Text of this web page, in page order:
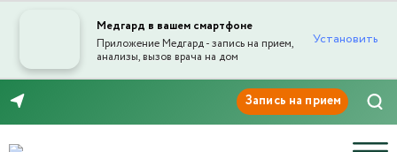
Медгард в вашем смартфоне
Приложение Медгард - запись на прием,
анализы, вызов врача на дом
Установить
Отправка отзыва